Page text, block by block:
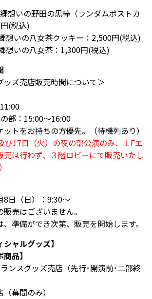
想いの野田の黒棒（ランダムポストカ
(税込)
想いの八女茶クッキー：2,500円(税込)
想いの八女茶：1,300円(税込)
ッズ売店販売時間について＞
部：15:00～16:00
トをお持ちの方優先。（待機列あり）
17⽇（⽕）の夜の部公演のみ、１Fエ
売は⾏わず、３階ロビーにて販売いたし
8日（日）：9:30～
売はございません。
準備ができ次第、販売を開始します。
シャルグッズ】
品】
ンスグッズ売店（先行･開演前･二部終
幕間のみ）